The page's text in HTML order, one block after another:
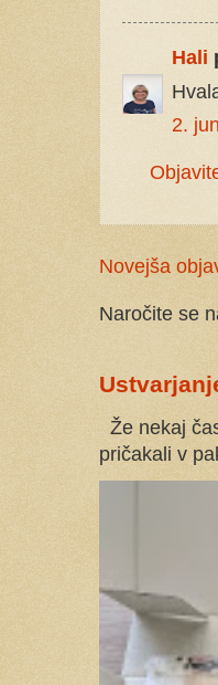
Hali
2.
Novejša
Naročite se
Že nekaj
pričakali v